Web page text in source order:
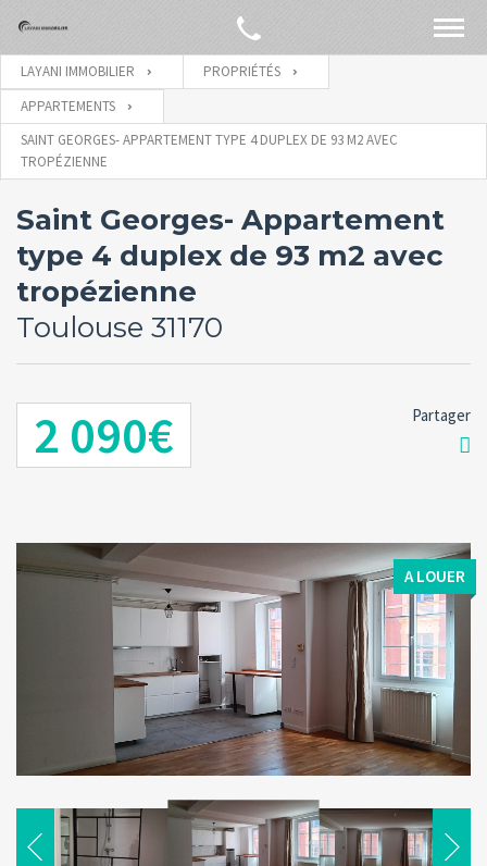
LAYANI IMMOBILIER
PROPRIÉTÉS
APPARTEMENTS
SAINT GEORGES- APPARTEMENT TYPE 4 DUPLEX DE 93 M2 AVEC
TROPÉZIENNE
Saint Georges- Appartement
type 4 duplex de 93 m2 avec
tropézienne
Toulouse 31170
2 090€ Partager
A LOUER